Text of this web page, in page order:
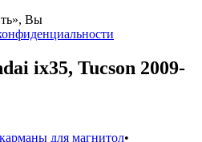
Вы
ix35, Tucson 2009-
для магнитол•